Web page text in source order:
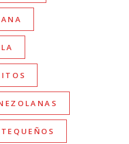
TEQUEÑOS